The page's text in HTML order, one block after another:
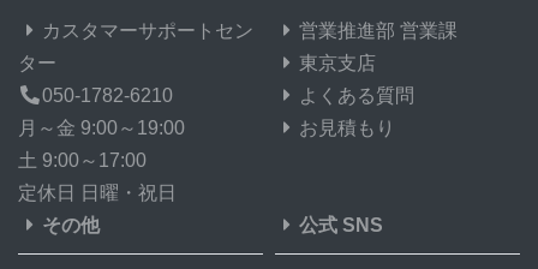
カスタマーサポートセン
ター
050-1782-6210
月～金 9:00～19:00
土 9:00～17:00
定休日 日曜・祝日
営業推進部 営業課
東京支店
よくある質問
お見積もり
その他 公式 SNS